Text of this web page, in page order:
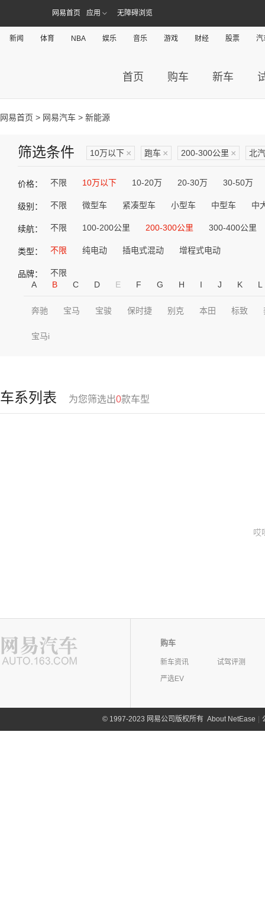
网易首页 应用 无障碍浏览
新闻 体育 NBA 娱乐 音乐 游戏 财经 股票 汽
首页 购车 新车
网易首页 > 网易汽车 > 新能源
筛选条件 10万以下 × 跑车 × 200-300公里 × 北
价格： 不限 10万以下 10-20万 20-30万 30-50万
级别： 不限 微型车 紧凑型车 小型车 中型车 中
续航： 不限 100-200公里 200-300公里 300-400公里
类型： 不限 纯电动 插电式混动 增程式电动
品牌：
不限
A
B C D E F G H I J K L
奔驰 宝马 宝骏 保时捷 别克 本田 标致
宝马i
车系列表 为您筛选出0款车型
哎
购车
新车资讯
试驾评测
严选EV
©1997-2023 网易公司版权所有 About NetEase